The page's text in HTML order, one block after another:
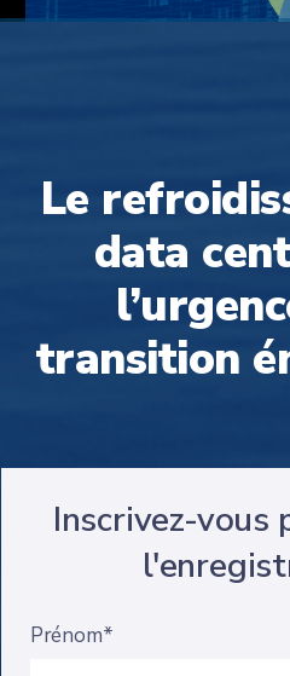
Le
data
transition
Inscrivez-vous
Prénom*